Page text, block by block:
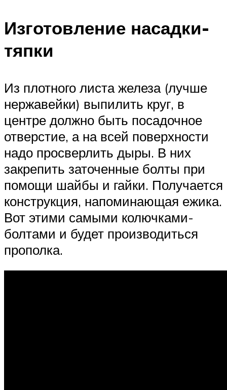
Изготовление насадки-
тяпки
Из плотного листа железа (лучше
нержавейки) выпилить круг, в
центре должно быть посадочное
отверстие, а на всей поверхности
надо просверлить дыры. В них
закрепить заточенные болты при
помощи шайбы и гайки. Получается
конструкция, напоминающая ежика.
Вот этими самыми колючками-
болтами и будет производиться
прополка.